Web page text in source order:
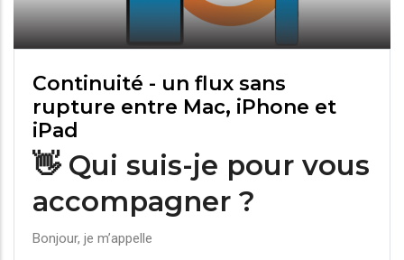
Continuité - un flux sans
rupture entre Mac, iPhone et
iPad
👋 Qui suis-je pour vous
accompagner ?
Bonjour, je m’appelle